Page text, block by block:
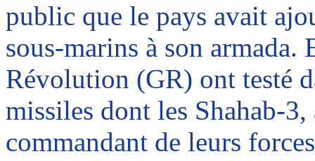
public que le pays avait
sous-marins à son
Révolution (GR) ont testé
missiles dont les Shahab-3,
commandant de leurs